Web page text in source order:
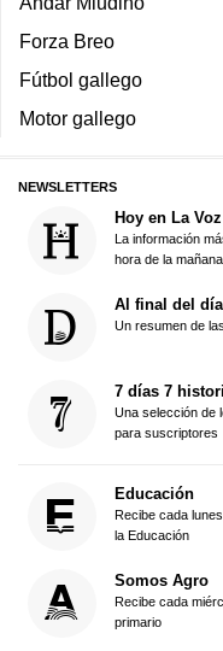
Forza Breo
Fútbol gallego
Motor gallego
NEWSLETTERS
Hoy en La Voz
La información
hora de la mañana
Al final del día
Un resumen de
7 días 7
Una selección de
para suscriptores
Educación
Recibe cada
la Educación
Somos Agro
Recibe cada
primario